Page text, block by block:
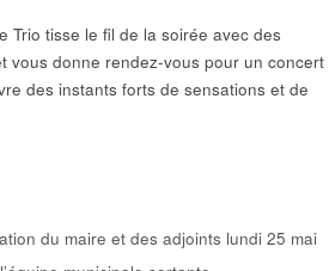
Trio tisse le fil de la soirée avec des
vous donne rendez-vous pour un concert
des instants forts de sensations et de
du maire et des adjoints lundi 25 mai